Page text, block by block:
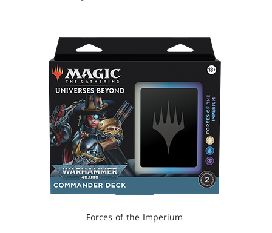
Forces of the Imperium